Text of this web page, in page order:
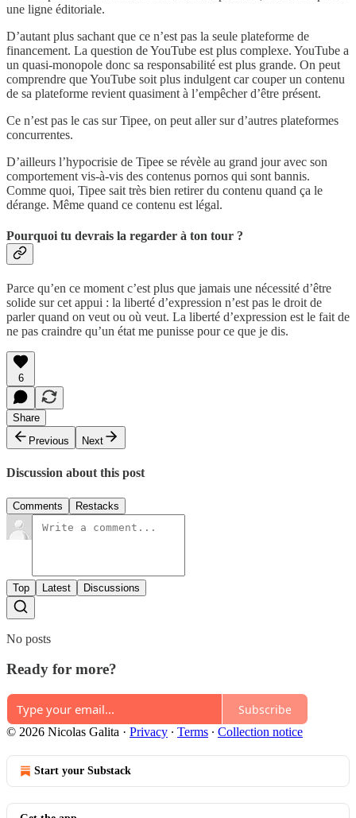
une ligne éditoriale.
D’autant plus sachant que ce n’est pas la seule plateforme de
financement. La question de YouTube est plus complexe. YouTube a
un quasi-monopole donc sa responsabilité est plus grande. On peut
comprendre que YouTube soit plus indulgent car couper un contenu
de sa plateforme revient quasiment à l’empêcher d’être présent.
Ce n’est pas le cas sur Tipee, on peut aller sur d’autres plateformes
concurrentes.
D’ailleurs l’hypocrisie de Tipee se révèle au grand jour avec son
comportement vis-à-vis des contenus pornos qui sont bannis.
Comme quoi, Tipee sait très bien retirer du contenu quand ça le
dérange. Même quand ce contenu est légal.
Pourquoi tu devrais la regarder à ton tour ?
Parce qu’en ce moment c’est plus que jamais une nécessité d’être
solide sur cet appui : la liberté d’expression n’est pas le droit de
parler quand on veut ou où veut. La liberté d’expression est le fait de
ne pas craindre qu’un état me punisse pour ce que je dis.
6
Share
Previous
Next
Discussion about this post
Comments Restacks
Top Latest Discussions
No posts
Ready for more?
Subscribe
© 2026 Nicolas Galita · Privacy ∙ Terms ∙ Collection notice
Start your Substack